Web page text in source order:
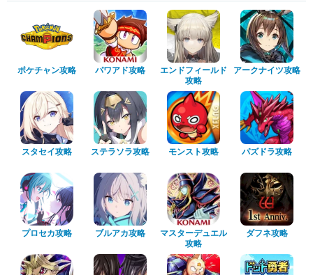
ポケチャン攻略 パワアド攻略
エンドフィールド
攻略
アークナイツ攻略
スタセイ攻略 ステラソラ攻略 モンスト攻略 パズドラ攻略
プロセカ攻略 ブルアカ攻略
マスターデュエル
攻略
ダフネ攻略